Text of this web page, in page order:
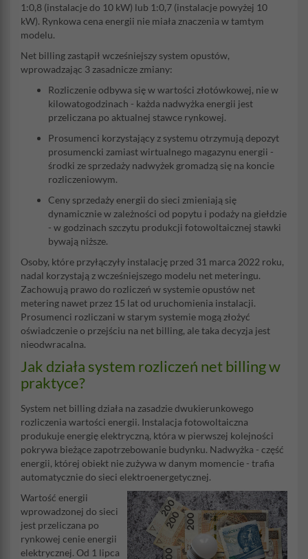
1:0,8 (instalacje do 10 kW) lub 1:0,7 (instalacje powyżej 10
kW). Rynkowa cena energii nie miała znaczenia w tamtym
modelu.
Net billing zastąpił wcześniejszy system opustów,
wprowadzając 3 zasadnicze zmiany:
Rozliczenie odbywa się w wartości złotówkowej, nie w
kilowatogodzinach - każda nadwyżka energii jest
przeliczana po aktualnej stawce rynkowej.
Prosumenci korzystający z systemu otrzymują depozyt
prosumencki zamiast wirtualnego magazynu energii -
środki ze sprzedaży nadwyżek gromadzą się na koncie
rozliczeniowym.
Ceny sprzedaży energii do sieci zmieniają się
dynamicznie w zależności od popytu i podaży na giełdzie
- w godzinach szczytu produkcji fotowoltaicznej stawki
bywają niższe.
Osoby, które przyłączyły instalację przed 31 marca 2022 roku,
nadal korzystają z wcześniejszego modelu net meteringu.
Zachowują prawo do rozliczeń w systemie opustów net
metering nawet przez 15 lat od uruchomienia instalacji.
Prosumenci rozliczani w starym systemie mogą złożyć
oświadczenie o przejściu na net billing, ale taka decyzja jest
nieodwracalna.
Jak działa system rozliczeń net billing w
praktyce?
System net billing działa na zasadzie dwukierunkowego
rozliczenia wartości energii. Instalacja fotowoltaiczna
produkuje energię elektryczną, która w pierwszej kolejności
pokrywa bieżące zapotrzebowanie budynku. Nadwyżka - część
energii, której obiekt nie zużywa w danym momencie - trafia
automatycznie do sieci elektroenergetycznej.
Wartość energii
wprowadzonej do sieci
jest przeliczana po
rynkowej cenie energii
elektrycznej. Od 1 lipca